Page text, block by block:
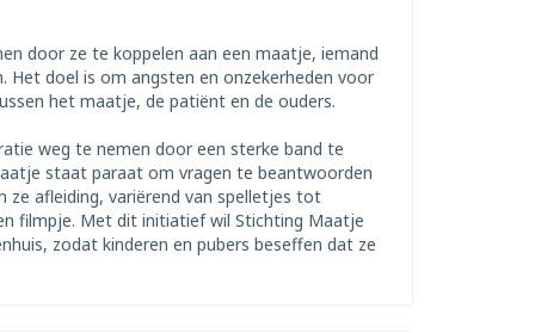
door ze te koppelen aan een maatje, iemand
doel is om angsten en onzekerheden voor
het maatje, de patiënt en de ouders.
weg te nemen door een sterke band te
staat paraat om vragen te beantwoorden
ze afleiding, variërend van spelletjes tot
filmpje. Met dit initiatief wil Stichting Maatje
zodat kinderen en pubers beseffen dat ze